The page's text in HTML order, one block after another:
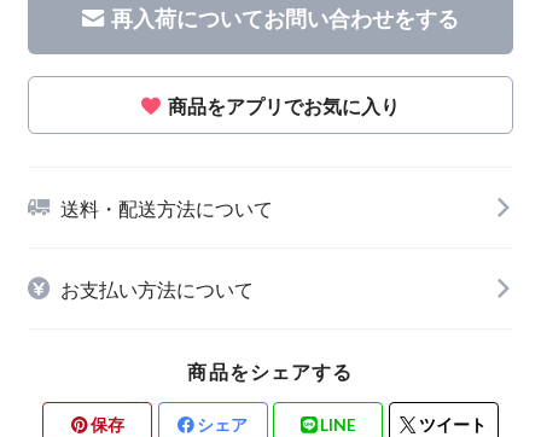
再入荷についてお問い合わせをする
商品をアプリでお気に入り
送料・配送方法について
お支払い方法について
商品をシェアする
保存 シェア LINE ツイート